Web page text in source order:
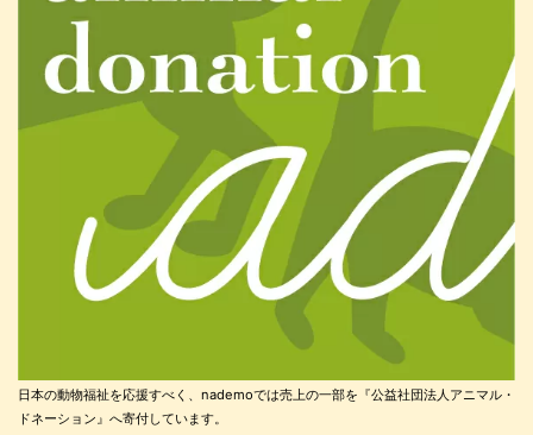
日本の動物福祉を応援すべく、nademoでは売上の一部を『公益社団法人アニマル・
ドネーション』へ寄付しています。